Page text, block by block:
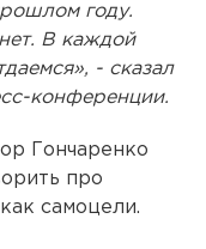
году.
В каждой
- сказал
конференции.
Гончаренко
про
самоцели.